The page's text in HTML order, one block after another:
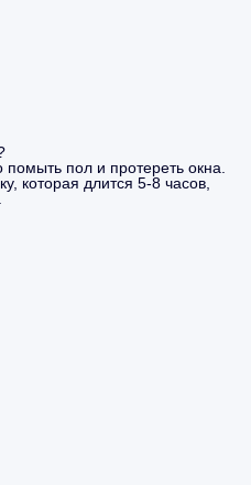
пол и протереть окна.
которая длится 5-8 часов,